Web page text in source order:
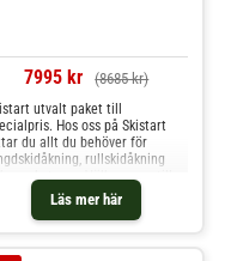
7995 kr (8685 kr)
Läs mer här
utvalt paket till
Hos oss på Skistart
du allt du behöver för
rullskidåkning
mycket mer. Välkommen till